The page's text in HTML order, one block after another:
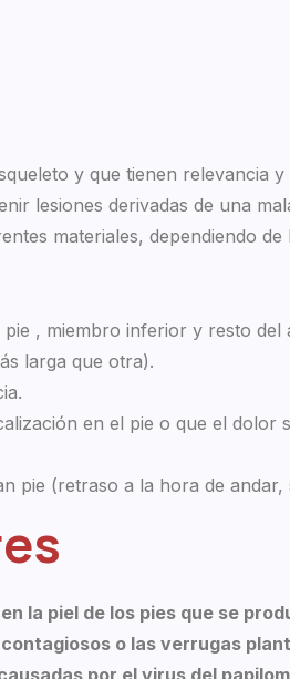
y que tienen
lesiones derivadas de una
materiales, dependiendo
, miembro inferior y resto
larga que otra).
en el pie o que el
pie (retraso a la hora de
la piel de los pies que se
o las verrugas